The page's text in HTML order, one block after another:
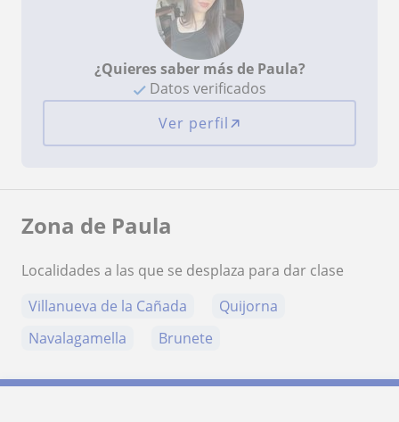
¿Quieres saber más de Paula?
Datos verificados
Ver perfil
Zona de Paula
Localidades a las que se desplaza para dar clase
Villanueva de la Cañada
Quijorna
Navalagamella
Brunete